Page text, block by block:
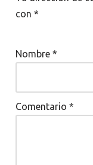
con *
Nombre *
Comentario *